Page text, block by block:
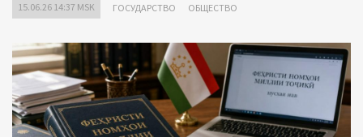
15.06.26 14:37 MSK ГОСУДАРСТВО ОБЩЕСТВО